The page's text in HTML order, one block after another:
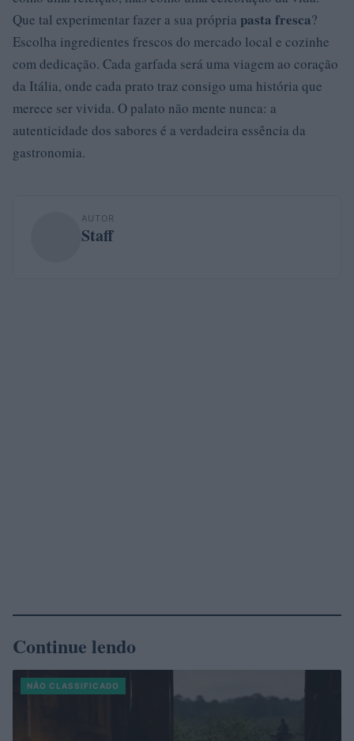
Que tal experimentar fazer a sua própria pasta fresca?
Escolha ingredientes frescos do mercado local e cozinhe
com dedicação. Cada garfada será uma viagem ao coração
da Itália, onde cada prato traz consigo uma história que
merece ser vivida. O palato não mente nunca: a
autenticidade dos sabores é a verdadeira essência da
gastronomia.
AUTOR
Staff
Continue lendo
NÃO CLASSIFICADO